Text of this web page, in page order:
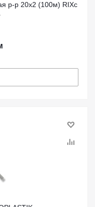
HENCO труба металлопластиковая р-р 20х2 (100м) RIXc